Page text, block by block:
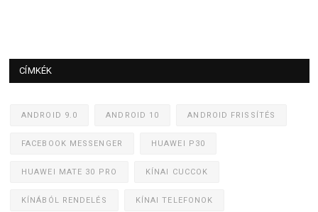
CÍMKÉK
ANDROID 9.0 ANDROID 10 ANDROID FRISSÍTÉS
FACEBOOK MESSENGER HUAWEI P30
HUAWEI MATE 30 PRO KÍNAI CUCCOK
KÍNÁBÓL RENDELÉS KÍNAI TELEFONOK